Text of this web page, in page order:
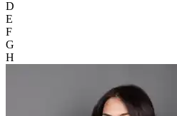
D
E
F
G
H